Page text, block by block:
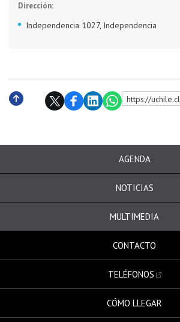
Dirección:
Independencia 1027, Independencia
https://
AGENDA
NOTICIAS
MULTIMEDIA
CONTACTO
TELÉFONOS
CÓMO LLEGAR